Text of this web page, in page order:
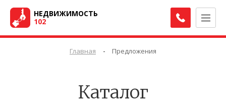
НЕДВИЖИМОСТЬ
102
Главная - Предложения
Каталог